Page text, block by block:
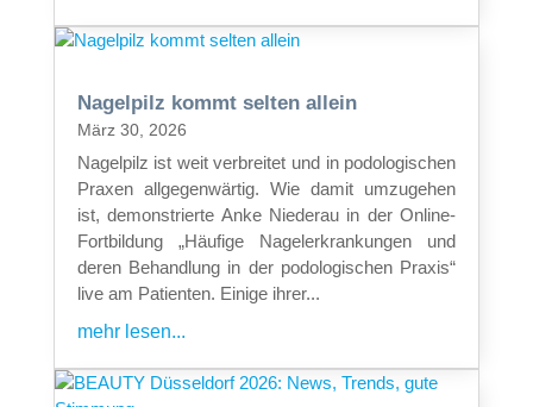
Nagelpilz kommt selten allein
März 30, 2026
Nagelpilz ist weit verbreitet und in podologischen
Praxen allgegenwärtig. Wie damit umzugehen
ist, demonstrierte Anke Niederau in der Online-
Fortbildung „Häufige Nagelerkrankungen und
deren Behandlung in der podologischen Praxis“
live am Patienten. Einige ihrer...
mehr lesen...